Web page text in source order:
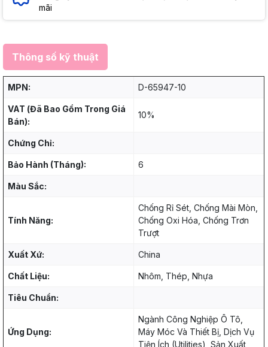
mãi
Thông số kỹ thuật
MPN: D-65947-10
VAT (Đã Bao Gồm Trong Giá
Bán):
10%
Chứng Chỉ:
Bảo Hành (Tháng): 6
Màu Sắc:
Tính Năng:
Chống Rỉ Sét, Chống Mài Mòn,
Chống Oxi Hóa, Chống Trơn
Trượt
Xuất Xứ: China
Chất Liệu: Nhôm, Thép, Nhựa
Tiêu Chuẩn:
Ứng Dụng:
Ngành Công Nghiệp Ô Tô,
Máy Móc Và Thiết Bị, Dịch Vụ
Tiện Ích (Utilities), Sản Xuất